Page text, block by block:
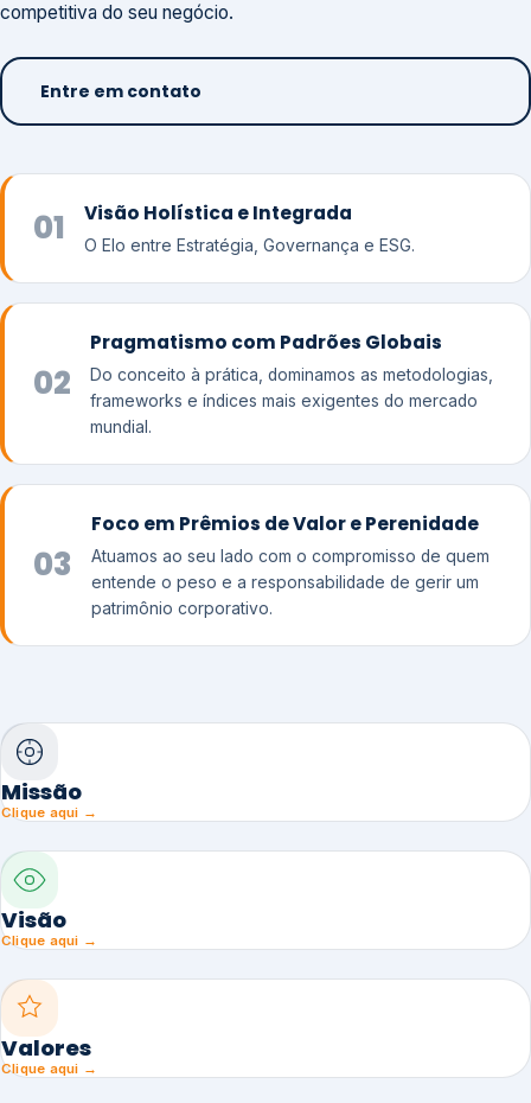
competitiva do seu negócio.
Entre em contato
01 Visão Holística e Integrada
O Elo entre Estratégia, Governança e ESG.
02
Pragmatismo com Padrões Globais
Do conceito à prática, dominamos as metodologias,
frameworks e índices mais exigentes do mercado
mundial.
03
Foco em Prêmios de Valor e Perenidade
Atuamos ao seu lado com o compromisso de quem
entende o peso e a responsabilidade de gerir um
patrimônio corporativo.
Missão
Clique aqui →
Visão
Clique aqui →
Valores
Clique aqui →